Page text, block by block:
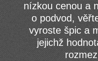
nízkou cenou a
o podvod,
vyroste špic a
jejichž